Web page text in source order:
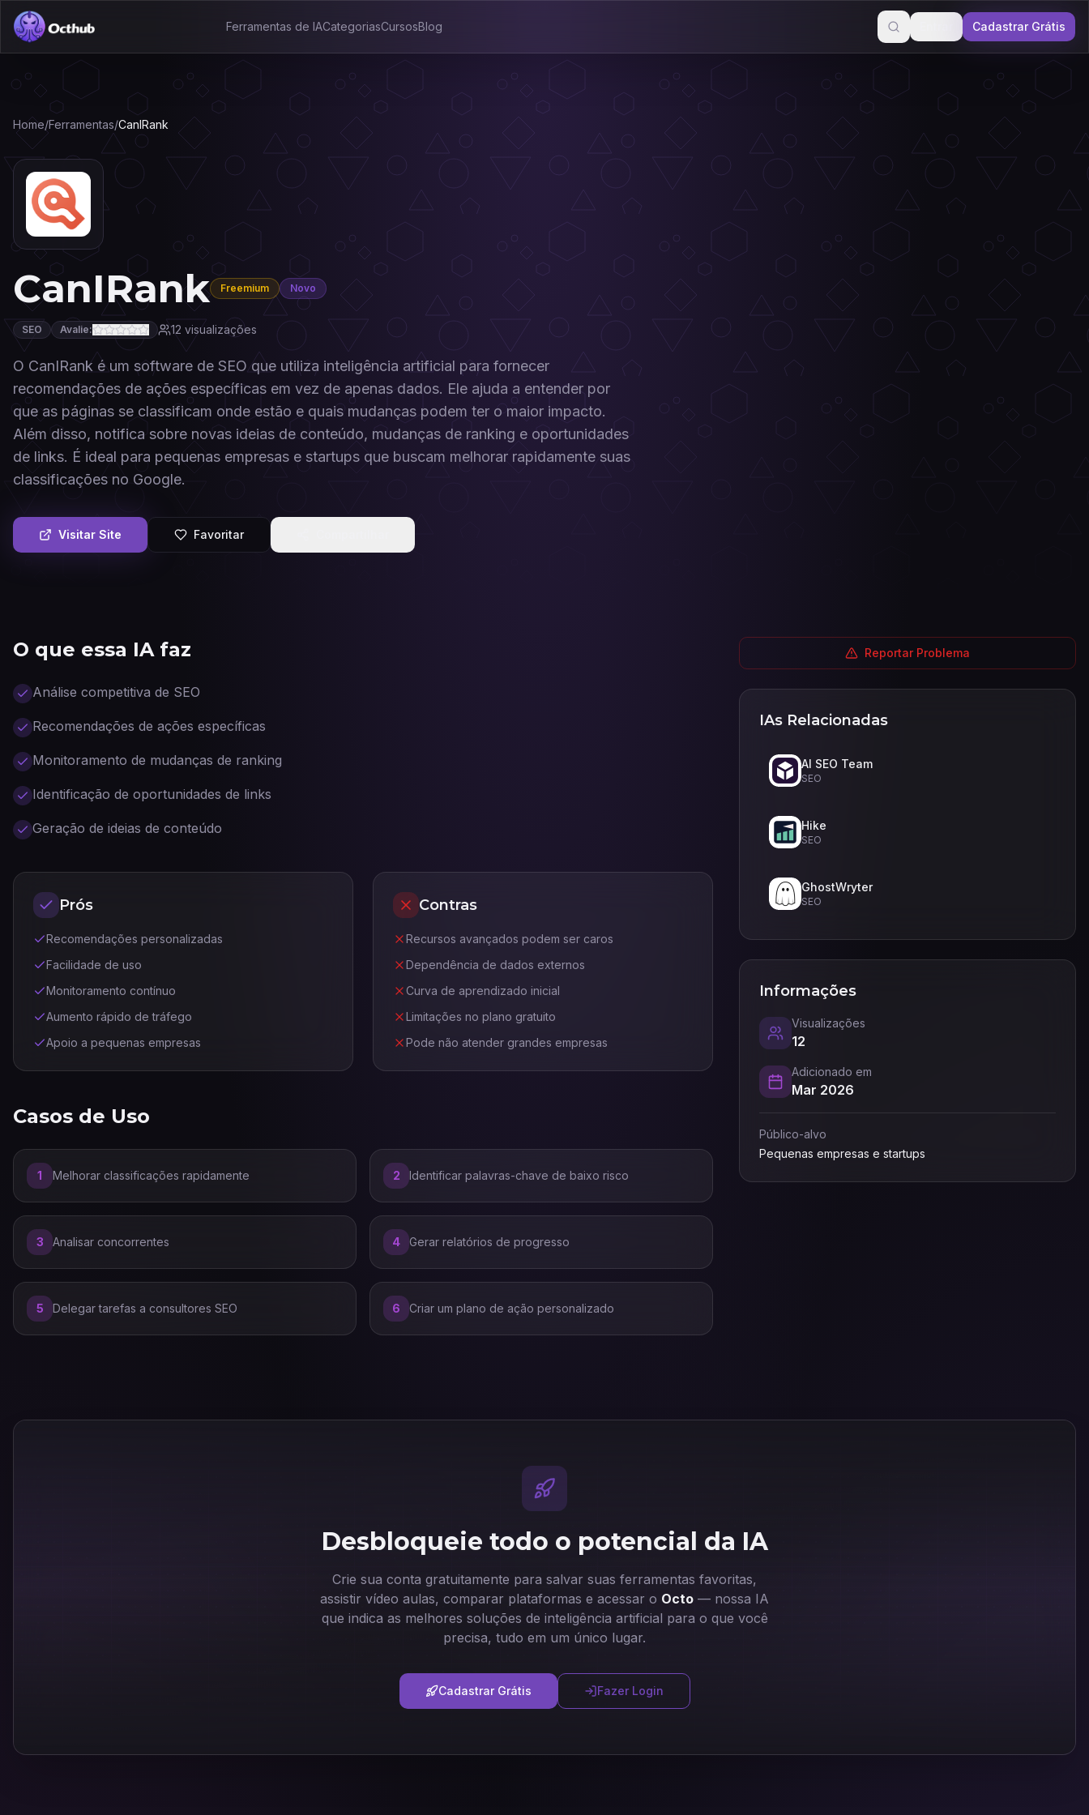
Ferramentas de IACategoriasCursosBlog Cadastrar Grátis
Home/Ferramentas/CanIRank
CanIRank Freemium Novo
SEO Avalie: 12 visualizações
O CanIRank é um software de SEO que utiliza inteligência artificial para fornecer
recomendações de ações específicas em vez de apenas dados. Ele ajuda a entender por
que as páginas se classificam onde estão e quais mudanças podem ter o maior impacto.
Além disso, notifica sobre novas ideias de conteúdo, mudanças de ranking e oportunidades
de links. É ideal para pequenas empresas e startups que buscam melhorar rapidamente suas
classificações no Google.
Visitar Site Favoritar
O que essa IA faz
Análise competitiva de SEO
Recomendações de ações específicas
Monitoramento de mudanças de ranking
Identificação de oportunidades de links
Geração de ideias de conteúdo
Prós
Recomendações personalizadas
Facilidade de uso
Monitoramento contínuo
Aumento rápido de tráfego
Apoio a pequenas empresas
Contras
Recursos avançados podem ser caros
Dependência de dados externos
Curva de aprendizado inicial
Limitações no plano gratuito
Pode não atender grandes empresas
Casos de Uso
1 Melhorar classificações rapidamente 2 Identificar palavras-chave de baixo risco
3 Analisar concorrentes 4 Gerar relatórios de progresso
5 Delegar tarefas a consultores SEO 6 Criar um plano de ação personalizado
Reportar Problema
IAs Relacionadas
AI SEO Team
SEO
Hike
SEO
GhostWryter
SEO
Informações
Visualizações
12
Adicionado em
Mar 2026
Público-alvo
Pequenas empresas e startups
Desbloqueie todo o potencial da IA
Crie sua conta gratuitamente para salvar suas ferramentas favoritas,
assistir vídeo aulas, comparar plataformas e acessar o Octo — nossa IA
que indica as melhores soluções de inteligência artificial para o que você
precisa, tudo em um único lugar.
Cadastrar Grátis Fazer Login